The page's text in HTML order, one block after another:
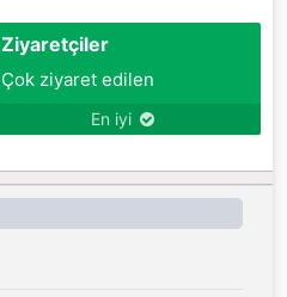
Ziyaretçiler
Çok ziyaret edilen
En iyi